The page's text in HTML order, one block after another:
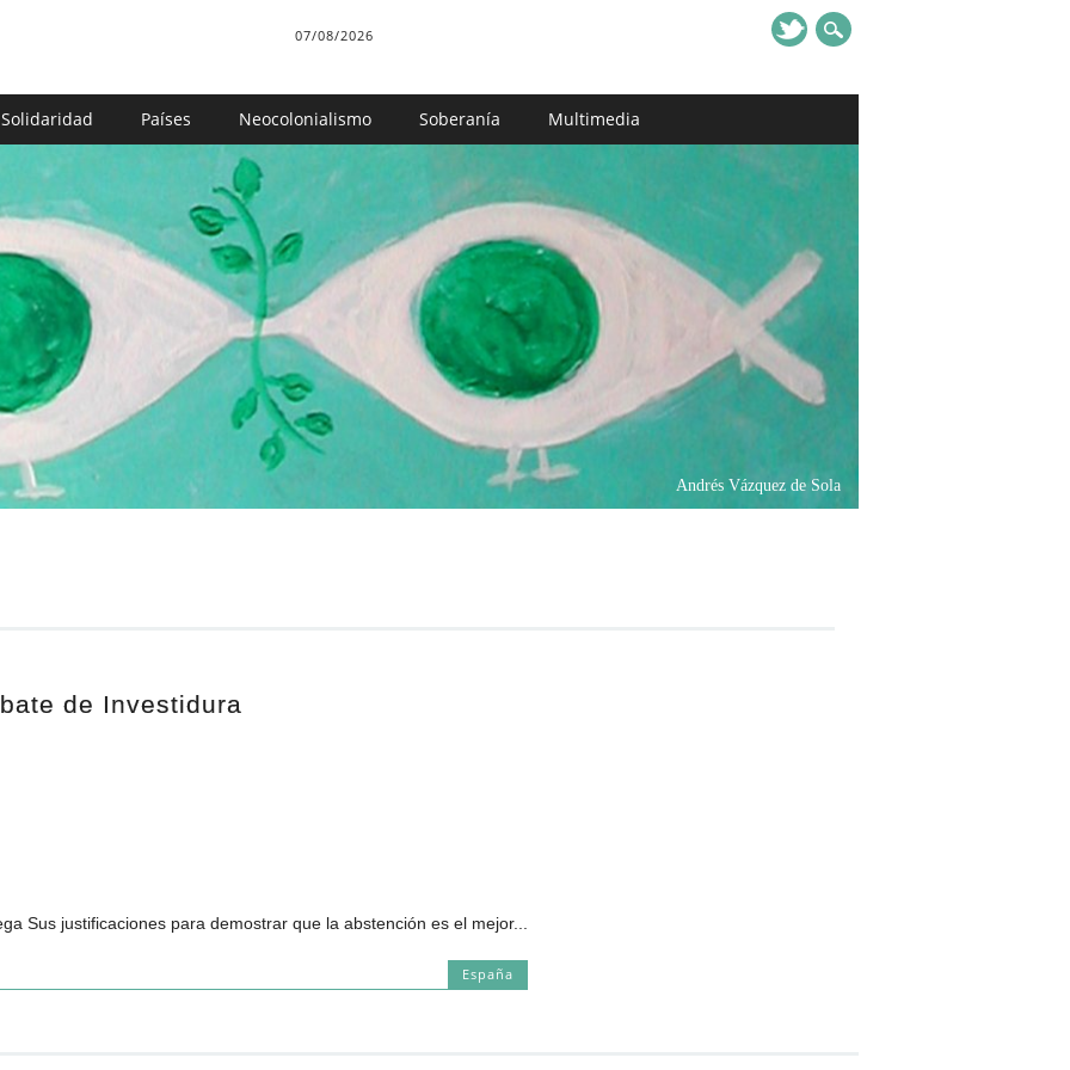
07/08/2026
Solidaridad Países Neocolonialismo Soberanía Multimedia
Andrés Vázquez de Sola
de Investidura
Sus justificaciones para demostrar que la abstención es el mejor...
España